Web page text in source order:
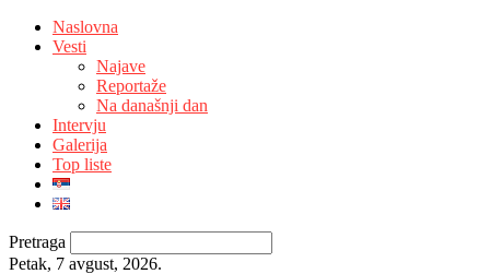
Naslovna
Vesti
Najave
Reportaže
Na današnji dan
Intervju
Galerija
Top liste
Pretraga
Petak, 7 avgust, 2026.